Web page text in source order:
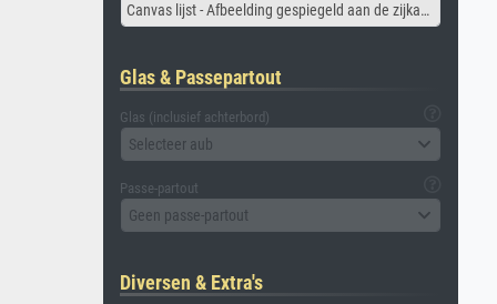
Canvas lijst - Afbeelding gespiegeld aan de zijkant
Glas & Passepartout
Glas (inclusief achterbord)
Selecteer aub
Passe-partout
Geen passe-partout
Diversen & Extra's